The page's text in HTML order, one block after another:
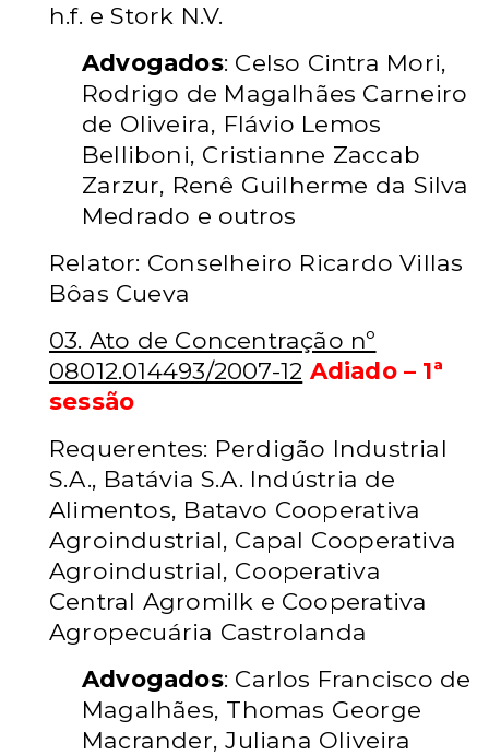
h.f. e Stork N.V.
Advogados: Celso Cintra Mori,
Rodrigo de Magalhães Carneiro
de Oliveira, Flávio Lemos
Belliboni, Cristianne Zaccab
Zarzur, Renê Guilherme da Silva
Medrado e outros
Relator: Conselheiro Ricardo Villas
Bôas Cueva
03. Ato de Concentração nº
08012.014493/2007-12 Adiado – 1ª
sessão
Requerentes: Perdigão Industrial
S.A., Batávia S.A. Indústria de
Alimentos, Batavo Cooperativa
Agroindustrial, Capal Cooperativa
Agroindustrial, Cooperativa
Central Agromilk e Cooperativa
Agropecuária Castrolanda
Advogados: Carlos Francisco de
Magalhães, Thomas George
Macrander, Juliana Oliveira